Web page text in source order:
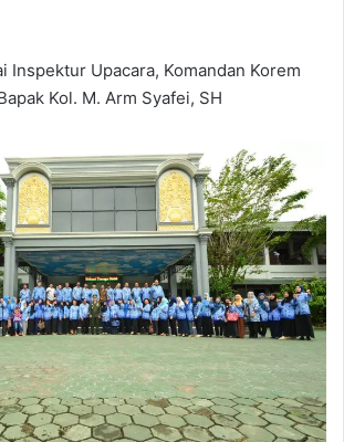
Inspektur Upacara, Komandan Korem
Kol. M. Arm Syafei, SH